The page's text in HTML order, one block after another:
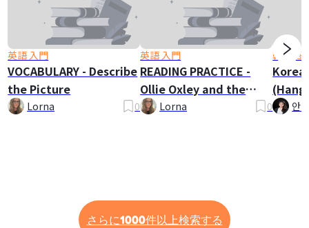
英語 入門
VOCABULARY - Describe
the Picture
Lorna 0
英語 入門
READING PRACTICE -
Ollie Oxley and the
GhostLorna 0
韓国語
안
さらに1000件以上検索する